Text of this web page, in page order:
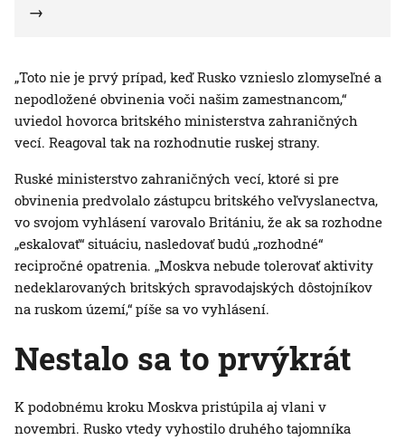
„Toto nie je prvý prípad, keď Rusko vznieslo zlomyseľné a
nepodložené obvinenia voči našim zamestnancom,“
uviedol hovorca britského ministerstva zahraničných
vecí. Reagoval tak na rozhodnutie ruskej strany.
Ruské ministerstvo zahraničných vecí, ktoré si pre
obvinenia predvolalo zástupcu britského veľvyslanectva,
vo svojom vyhlásení varovalo Britániu, že ak sa rozhodne
„eskalovať“ situáciu, nasledovať budú „rozhodné“
recipročné opatrenia. „Moskva nebude tolerovať aktivity
nedeklarovaných britských spravodajských dôstojníkov
na ruskom území,“ píše sa vo vyhlásení.
Nestalo sa to prvýkrát
K podobnému kroku Moskva pristúpila aj vlani v
novembri. Rusko vtedy vyhostilo druhého tajomníka